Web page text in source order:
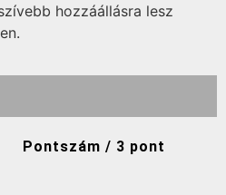
hozzáállásra lesz
Pontszám / 3 pont